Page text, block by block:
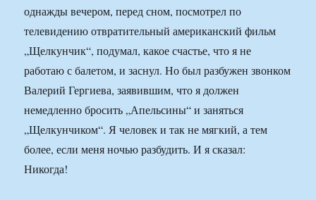
однажды вечером, перед сном, посмотрел по
телевидению отвратительный американский фильм
„Щелкунчик“, подумал, какое счастье, что я не
работаю с балетом, и заснул. Но был разбужен звонком
Валерий Гергиева, заявившим, что я должен
немедленно бросить „Апельсины“ и заняться
„Щелкунчиком“. Я человек и так не мягкий, а тем
более, если меня ночью разбудить. И я сказал:
Никогда!